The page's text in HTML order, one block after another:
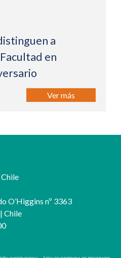
a
en
Ver más
O’Higgins nº 3363
Chile